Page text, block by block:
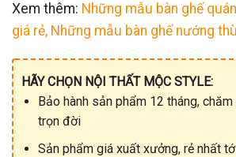
Xem thêm: Những mẫu bàn ghế
giá rẻ, Những mẫu bàn ghế nướng
HÃY CHỌN NỘI THẤT MỘC STYLE:
Bảo hành sản phẩm 12 tháng,
trọn đời
Sản phẩm giá xuất xưởng, rẻ nhất